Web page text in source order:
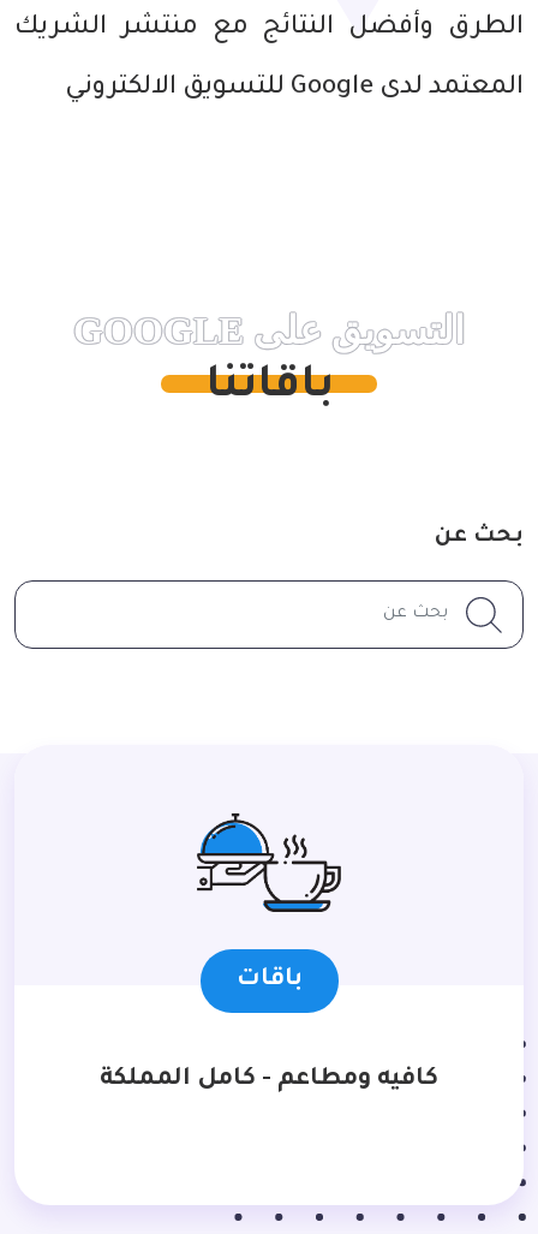
الطرق وأفضل النتائج مع منتشر الشريك
المعتمد لدى Google للتسويق الالكتروني
التسويق على GOOGLE
باقاتنا
بحث عن
باقات
كافيه ومطاعم - كامل المملكة